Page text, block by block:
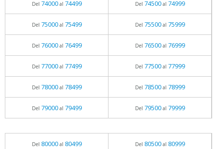
Del 74000al 74499 Del 74500al 74999
Del 75000al 75499 Del 75500al 75999
Del 76000al 76499 Del 76500al 76999
Del 77000al 77499 Del 77500al 77999
Del 78000al 78499 Del 78500al 78999
Del 79000al 79499 Del 79500al 79999
Del 80000al 80499 Del 80500al 80999